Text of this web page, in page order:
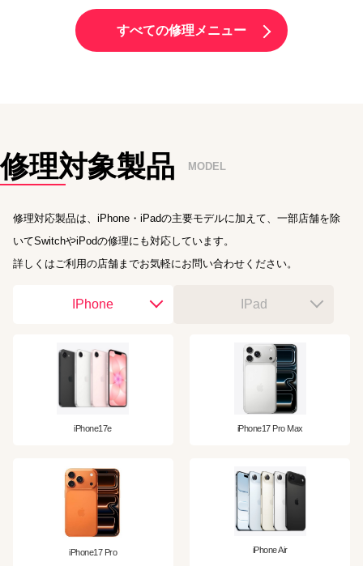
すべての修理メニュー
修理対象製品 MODEL
修理対応製品は、iPhone・iPadの主要モデルに加えて、一部店舗を除
いてSwitchやiPodの修理にも対応しています。
詳しくはご利用の店舗までお気軽にお問い合わせください。
IPhone IPad
iPhone17e iPhone17 Pro Max
iPhone17 Pro iPhone Air